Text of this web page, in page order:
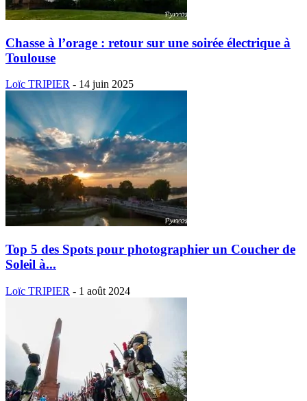
Chasse à l’orage : retour sur une soirée électrique à
Toulouse
Loïc TRIPIER - 14 juin 2025
Top 5 des Spots pour photographier un Coucher de
Soleil à...
Loïc TRIPIER - 1 août 2024